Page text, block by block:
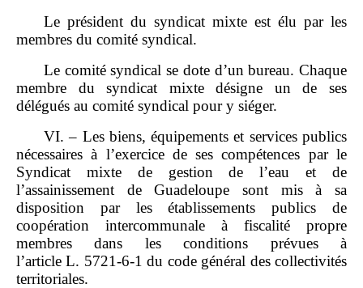
Le président du syndicat mixte est élu par les
membres du comité syndical.
Le comité syndical se dote d’un bureau. Chaque
membre du syndicat mixte désigne un de ses
délégués au comité syndical pour y siéger.
VI. – Les biens, équipements et services publics
nécessaires à l’exercice de ses compétences par le
Syndicat mixte de gestion de l’eau et de
l’assainissement de Guadeloupe sont mis à sa
disposition par les établissements publics de
coopération intercommunale à fiscalité propre
membres dans les conditions prévues à
l’article L. 5721‑6‑1 du code général des collectivités
territoriales.